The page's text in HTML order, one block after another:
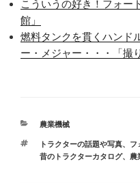
こういうの好き！フォー
館」
燃料タンクを貫くハン
ー・メジャー・・・「撮
カ
ゴ
リ
農業機械
タ
グ
トラクターの話題や写真、 フ
昔のトラクターカタログ、 農